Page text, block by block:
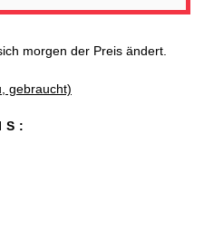
morgen der Preis ändert.
gebraucht)